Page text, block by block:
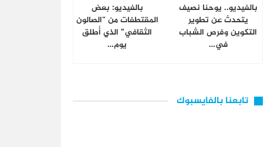
بالفيديو.. يوحنا نصيف
يتحدث عن تطوير
التكوين وفرص الشباب
في…
بالفيديو: بعض
المقتطفات من “الصالون
الثقافي” الذي أُطلق
يوم…
تابعنا بالفايسبوك